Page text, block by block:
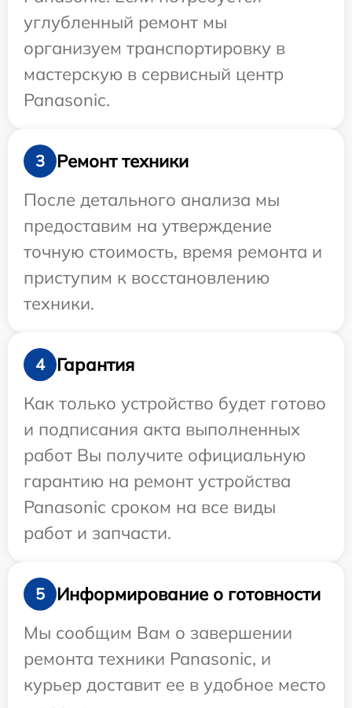
углубленный ремонт мы
организуем транспортировку в
мастерскую в сервисный центр
Panasonic.
3
Ремонт техники
После детального анализа мы
предоставим на утверждение
точную стоимость, время ремонта и
приступим к восстановлению
техники.
4
Гарантия
Как только устройство будет готово
и подписания акта выполненных
работ Вы получите официальную
гарантию на ремонт устройства
Panasonic сроком на все виды
работ и запчасти.
5
Информирование о готовности
Мы сообщим Вам о завершении
ремонта техники Panasonic, и
курьер доставит ее в удобное место